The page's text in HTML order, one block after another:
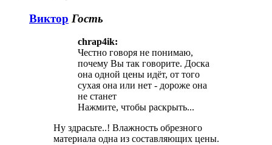
Виктор Гость
chrap4ik:
Честно говоря не понимаю,
почему Вы так говорите. Доска
она одной цены идёт, от того
сухая она или нет - дороже она
не станет
Нажмите, чтобы раскрыть...
Ну здрасьте..! Влажность обрезного
материала одна из составляющих цены.